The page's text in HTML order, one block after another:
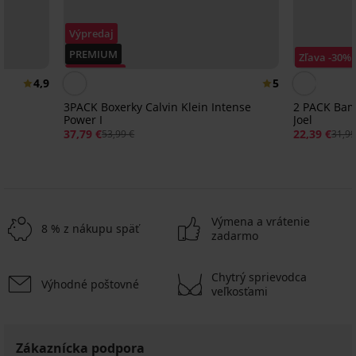
4,9
Výpredaj
PREMIUM
5
3PACK Boxerky Calvin Klein Intense
Power I
37,79 €53,99 €
Zľava -30%
2 PACK
Joel
22,39 €
% ALL25
% ALL25
-25 % ALL25
-25 % ALL25
-25 % ALL25
-25 % ALL25
Bambusové
Výpredaj -50%
LIMITED Výpredaj -60%
8 % z nákupu späť
Výmena a vrátenie
zadarmo
Výhodné poštovné
Chytrý sprievodca
veľkosťami
Zákaznícka podpora